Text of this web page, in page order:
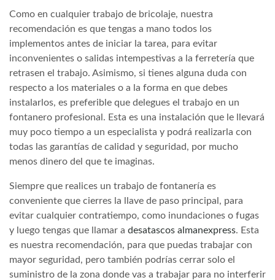
Como en cualquier trabajo de bricolaje, nuestra
recomendación es que tengas a mano todos los
implementos antes de iniciar la tarea, para evitar
inconvenientes o salidas intempestivas a la ferretería que
retrasen el trabajo. Asimismo, si tienes alguna duda con
respecto a los materiales o a la forma en que debes
instalarlos, es preferible que delegues el trabajo en un
fontanero profesional. Esta es una instalación que le llevará
muy poco tiempo a un especialista y podrá realizarla con
todas las garantías de calidad y seguridad, por mucho
menos dinero del que te imaginas.
Siempre que realices un trabajo de fontanería es
conveniente que cierres la llave de paso principal, para
evitar cualquier contratiempo, como inundaciones o fugas
y luego tengas que llamar a desatascos almanexpress. Esta
es nuestra recomendación, para que puedas trabajar con
mayor seguridad, pero también podrías cerrar solo el
suministro de la zona donde vas a trabajar para no interferir